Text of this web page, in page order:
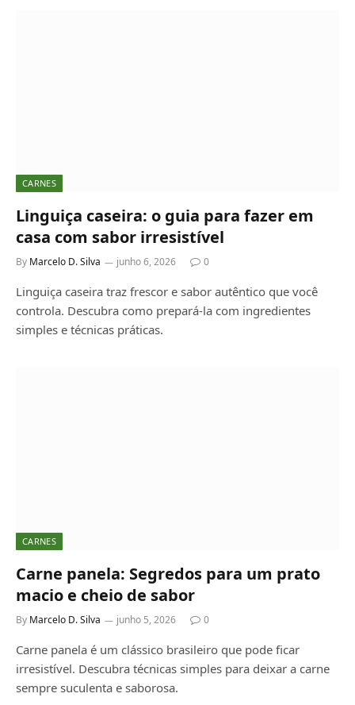
CARNES
Linguiça caseira: o guia para fazer em
casa com sabor irresistível
By Marcelo D. Silva junho 6, 2026 0
Linguiça caseira traz frescor e sabor autêntico que você
controla. Descubra como prepará-la com ingredientes
simples e técnicas práticas.
CARNES
Carne panela: Segredos para um prato
macio e cheio de sabor
By Marcelo D. Silva junho 5, 2026 0
Carne panela é um clássico brasileiro que pode ficar
irresistível. Descubra técnicas simples para deixar a carne
sempre suculenta e saborosa.